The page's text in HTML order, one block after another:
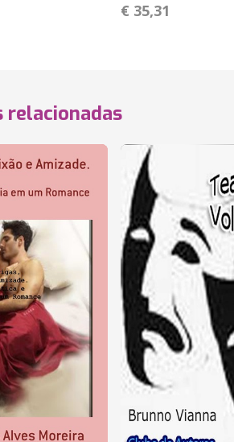
€ 35,31
relacionadas